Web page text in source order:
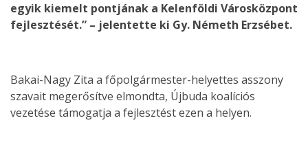
egyik kiemelt pontjának a Kelenföldi Városközpont
fejlesztését.” – jelentette ki Gy. Németh Erzsébet.
Bakai-Nagy Zita a főpolgármester-helyettes asszony
szavait megerősítve elmondta, Újbuda koalíciós
vezetése támogatja a fejlesztést ezen a helyen.